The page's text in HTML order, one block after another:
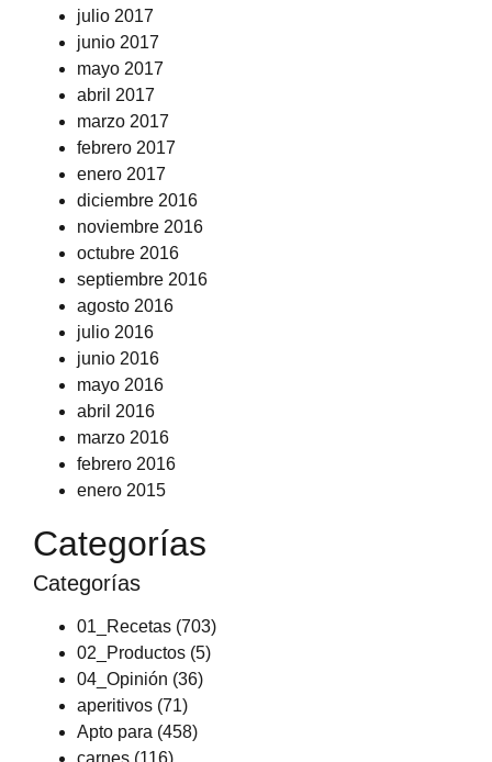
julio 2017
junio 2017
mayo 2017
abril 2017
marzo 2017
febrero 2017
enero 2017
diciembre 2016
noviembre 2016
octubre 2016
septiembre 2016
agosto 2016
julio 2016
junio 2016
mayo 2016
abril 2016
marzo 2016
febrero 2016
enero 2015
Categorías
Categorías
01_Recetas (703)
02_Productos (5)
04_Opinión (36)
aperitivos (71)
Apto para (458)
carnes (116)